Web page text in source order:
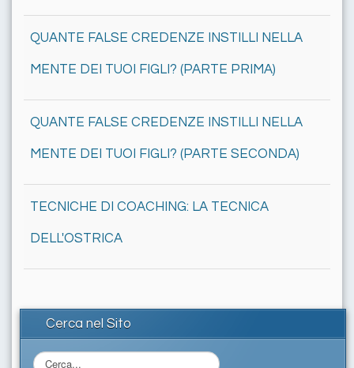
QUANTE FALSE CREDENZE INSTILLI NELLA
MENTE DEI TUOI FIGLI? (PARTE PRIMA)
QUANTE FALSE CREDENZE INSTILLI NELLA
MENTE DEI TUOI FIGLI? (PARTE SECONDA)
TECNICHE DI COACHING: LA TECNICA
DELL'OSTRICA
Cerca nel Sito
C